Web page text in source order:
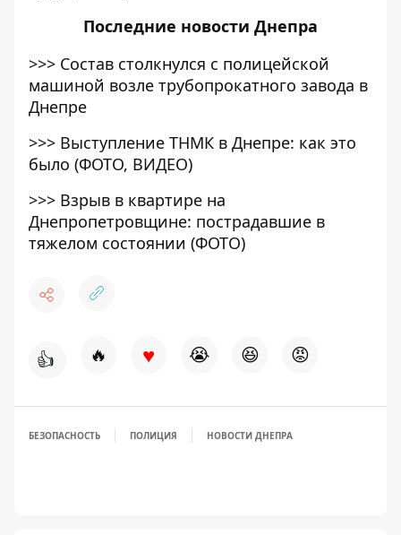
Последние новости Днепра
>>> Состав столкнулся с полицейской
машиной возле трубопрокатного завода в
Днепре
>>> Выступление ТНМК в Днепре: как это
было (ФОТО, ВИДЕО)
>>> Взрыв в квартире на
Днепропетровщине: пострадавшие в
тяжелом состоянии (ФОТО)
👍 🔥 ♥ 😭 😆 😡
БЕЗОПАСНОСТЬ ПОЛИЦИЯ НОВОСТИ ДНЕПРА